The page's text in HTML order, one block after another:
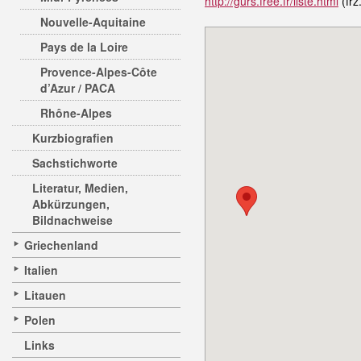
Nouvelle-Aquitaine
Pays de la Loire
Provence-Alpes-Côte
d’Azur / PACA
Rhône-Alpes
Kurzbiografien
Sachstichworte
Literatur, Medien,
Abkürzungen,
Bildnachweise
Griechenland
Italien
Litauen
Polen
Links